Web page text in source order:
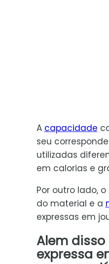
A capacidade
seu
utilizadas
em calorias e
Por outro lado,
do material e a
expressas em
Alem
expressa